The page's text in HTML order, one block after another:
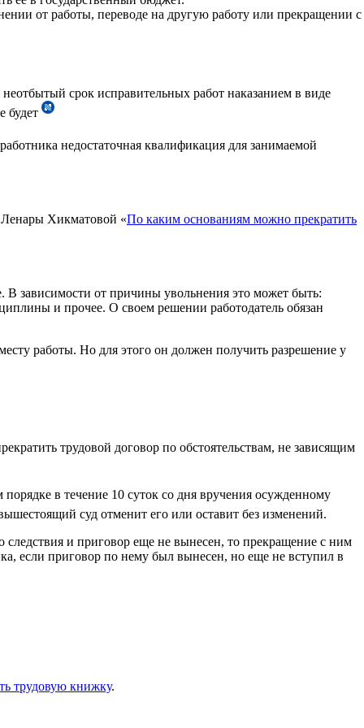
от работы, переводе на другую работу или прекращении с
срок исправительных работ наказанием в виде
будет
недостаточная квалификация для занимаемой
Ленары Хикматовой «По каким основаниям можно прекратить
В зависимости от причины увольнения это может быть:
и прочее. О своем решении работодатель обязан
работы. Но для этого он должен получить разрешение у
трудовой договор по обстоятельствам, не зависящим
в течение 10 суток со дня вручения осужденному
суд отменит его или оставит без изменений.
и приговор еще не вынесен, то прекращение с ним
если приговор по нему был вынесен, но еще не вступил в
трудовую книжку.